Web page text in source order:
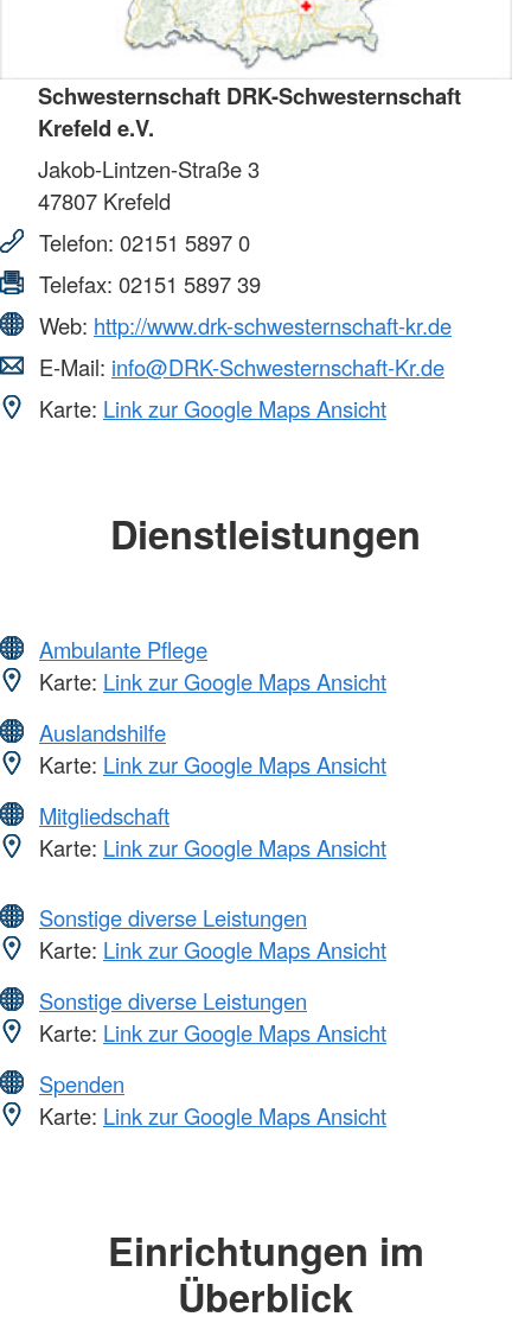
Schwesternschaft DRK-Schwesternschaft
Krefeld e.V.
Jakob-Lintzen-Straße 3
47807 Krefeld
Telefon: 02151 5897 0
Telefax: 02151 5897 39
Web: http://www.drk-schwesternschaft-kr.de
E-Mail: info@DRK-Schwesternschaft-Kr.de
Karte: Link zur Google Maps Ansicht
Dienstleistungen
Ambulante Pflege
Karte: Link zur Google Maps Ansicht
Auslandshilfe
Karte: Link zur Google Maps Ansicht
Mitgliedschaft
Karte: Link zur Google Maps Ansicht
Sonstige diverse Leistungen
Karte: Link zur Google Maps Ansicht
Sonstige diverse Leistungen
Karte: Link zur Google Maps Ansicht
Spenden
Karte: Link zur Google Maps Ansicht
Einrichtungen im
Überblick